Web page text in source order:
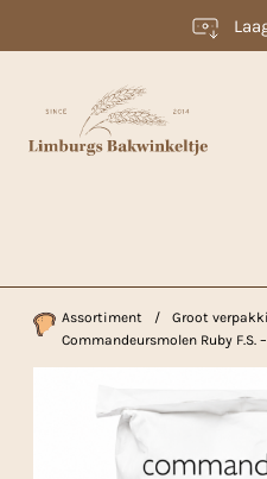
Assortiment / Groot
Commandeursmolen Ruby F.S.